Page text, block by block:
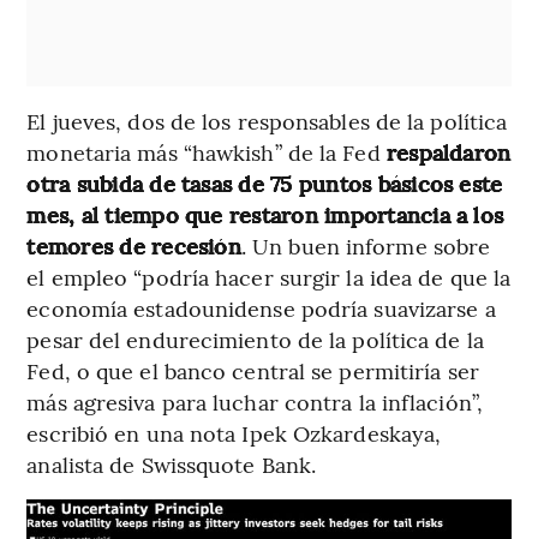
El jueves, dos de los responsables de la política
monetaria más “hawkish” de la Fed respaldaron
otra subida de tasas de 75 puntos básicos este
mes, al tiempo que restaron importancia a los
temores de recesión. Un buen informe sobre
el empleo “podría hacer surgir la idea de que la
economía estadounidense podría suavizarse a
pesar del endurecimiento de la política de la
Fed, o que el banco central se permitiría ser
más agresiva para luchar contra la inflación”,
escribió en una nota Ipek Ozkardeskaya,
analista de Swissquote Bank.